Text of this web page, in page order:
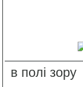
в полі зору